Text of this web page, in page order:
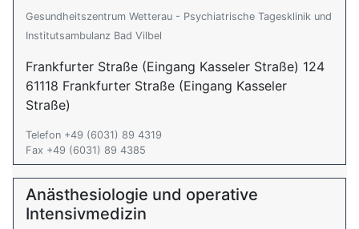
Gesundheitszentrum Wetterau - Psychiatrische Tagesklinik und
Institutsambulanz Bad Vilbel
Frankfurter Straße (Eingang Kasseler Straße) 124
61118 Frankfurter Straße (Eingang Kasseler
Straße)
Telefon +49 (6031) 89 4319
Fax +49 (6031) 89 4385
Anästhesiologie und operative
Intensivmedizin